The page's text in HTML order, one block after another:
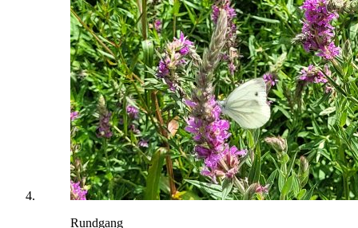
Rundgang